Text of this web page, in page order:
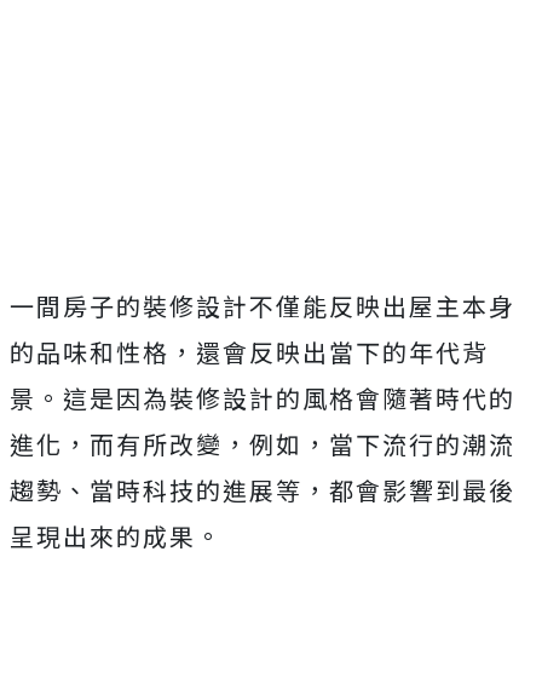
一間房子的裝修設計不僅能反映出屋主本身
的品味和性格，還會反映出當下的年代背
景。這是因為裝修設計的風格會隨著時代的
進化，而有所改變，例如，當下流行的潮流
趨勢、當時科技的進展等，都會影響到最後
呈現出來的成果。